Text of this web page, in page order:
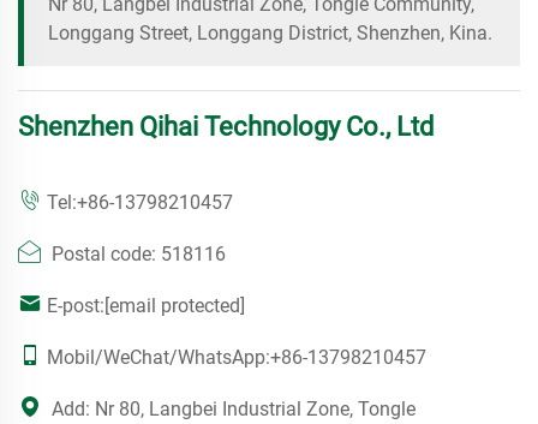
Longgang Street, Longgang District, Shenzhen, Kina.
Shenzhen Qihai Technology Co., Ltd
Tel:+86-13798210457
Postal code: 518116
E-post:[email protected]
Mobil/WeChat/WhatsApp:+86-13798210457
Add: Nr 80, Langbei Industrial Zone, Tongle